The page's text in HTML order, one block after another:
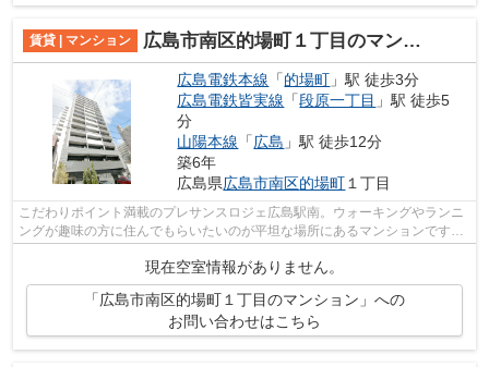
賃貸 | マンション 広島市南区的場町１丁目のマンション
広島電鉄本線 「的場町 」駅 徒歩3分
広島電鉄皆実線 「段原一丁目 」駅 徒歩5
分
山陽本線 「広島 」駅 徒歩12分
築6年
広島県広島市南区的場町１丁目
こだわりポイント満載のプレサンスロジェ広島駅南。ウォーキングやランニ
ングが趣味の方に住んでもらいたいのが平坦な場所にあるマンションです。
現在空室情報がありません。
「広島市南区的場町１丁目のマンション」への
お問い合わせはこちら